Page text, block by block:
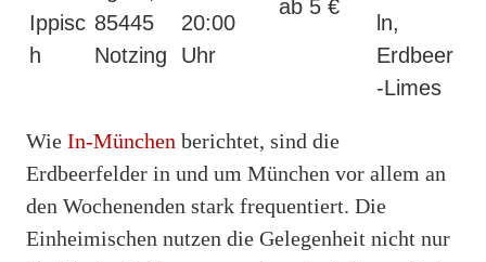
Ippisc
h
85445
Notzing
20:00
Uhr
ab 5 €
ln,
Erdbeer
-Limes
Wie In-München berichtet, sind die
Erdbeerfelder in und um München vor allem an
den Wochenenden stark frequentiert. Die
Einheimischen nutzen die Gelegenheit nicht nur